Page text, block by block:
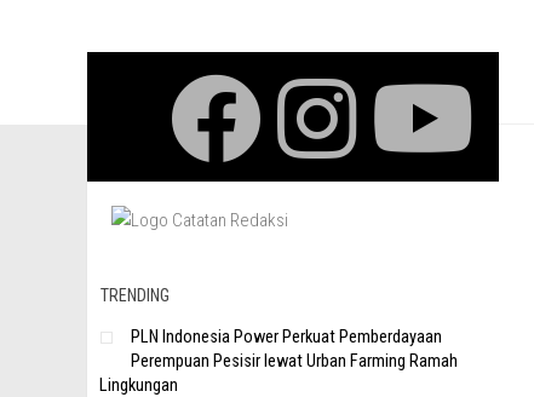
TRENDING
PLN Indonesia Power Perkuat Pemberdayaan
Perempuan Pesisir lewat Urban Farming Ramah
Lingkungan